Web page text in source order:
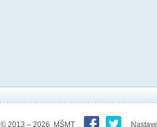
© 2013 – 2026 MŠMT